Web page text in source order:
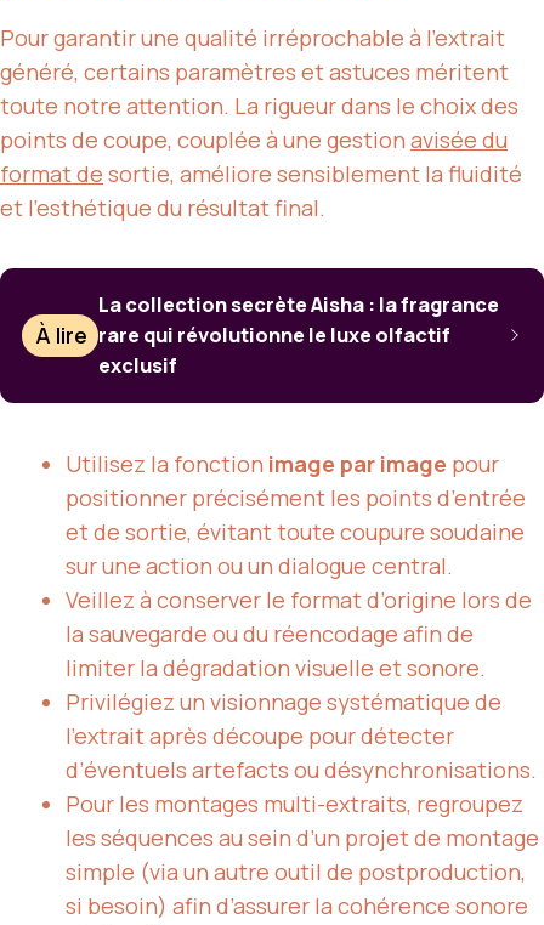
Pour garantir une qualité irréprochable à l’extrait
généré, certains paramètres et astuces méritent
toute notre attention. La rigueur dans le choix des
points de coupe, couplée à une gestion avisée du
format de sortie, améliore sensiblement la fluidité
et l’esthétique du résultat final.
À lire
La collection secrète Aisha : la fragrance
rare qui révolutionne le luxe olfactif
exclusif
Utilisez la fonction image par image pour
positionner précisément les points d’entrée
et de sortie, évitant toute coupure soudaine
sur une action ou un dialogue central.
Veillez à conserver le format d’origine lors de
la sauvegarde ou du réencodage afin de
limiter la dégradation visuelle et sonore.
Privilégiez un visionnage systématique de
l’extrait après découpe pour détecter
d’éventuels artefacts ou désynchronisations.
Pour les montages multi-extraits, regroupez
les séquences au sein d’un projet de montage
simple (via un autre outil de postproduction,
si besoin) afin d’assurer la cohérence sonore